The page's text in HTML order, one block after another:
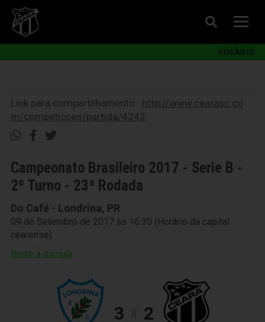
VOZÃO ID
Link para compartilhamento:: http://www.cearasc.co
m/competicoes/partida/4242
Campeonato Brasileiro 2017 - Serie B -
2º Turno - 23ª Rodada
Do Café - Londrina, PR
09 de Setembro de 2017 às 16:30 (Horário da capital
cearense)
Baixe a súmula
3 2